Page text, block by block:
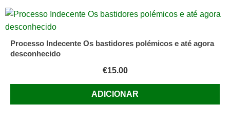
Processo Indecente Os bastidores polémicos e até agora
desconhecido
€15.00
ADICIONAR